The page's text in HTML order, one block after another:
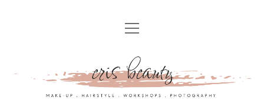
HOME
MAKE-UP&HAIRSTYLE
MAKEUP.HAIRSTYLING
TRANS FRAUEN & CROSSDRESSER